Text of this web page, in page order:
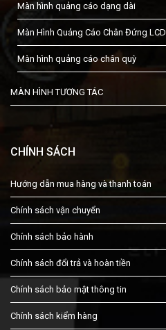
Màn hình quảng cáo dạng dài
Màn Hình Quảng Cáo Chân Đứng LCD
Màn hình quảng cáo chân quỳ
MÀN HÌNH TƯƠNG TÁC
CHÍNH SÁCH
Hướng dẫn mua hàng và thanh toán
Chính sách vận chuyển
Chính sách bảo hành
Chính sách đổi trả và hoàn tiền
Chính sách bảo mật thông tin
Chính sách kiểm hàng